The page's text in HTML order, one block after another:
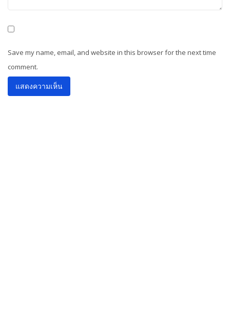
Save my name, email, and website in this browser for the next time
comment.